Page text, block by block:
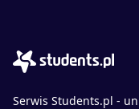
Serwis Students.pl -